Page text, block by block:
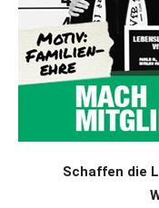
Schaffen die